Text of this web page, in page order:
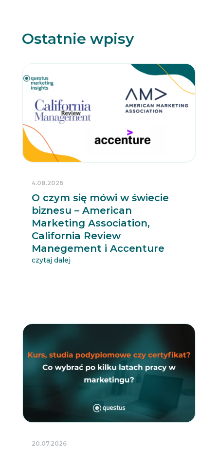
l
e
t
Ostatnie wpisy
O czym się mówi w świecie
biznesu – American
Marketing Association,
California Review
Manegement i Accenture
4.08.2026
czytaj dalej
20.07.2026